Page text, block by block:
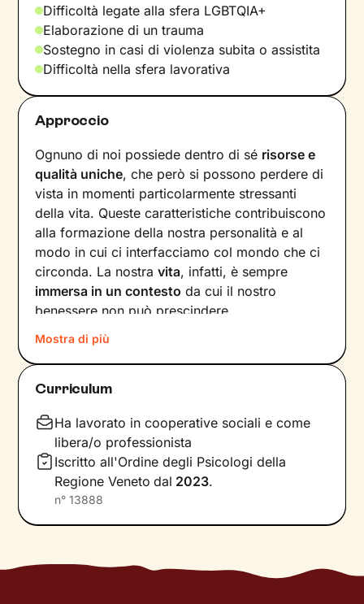
Difficoltà legate alla sfera LGBTQIA+
Elaborazione di un trauma
Sostegno in casi di violenza subita o assistita
Difficoltà nella sfera lavorativa
Approccio
Ognuno di noi possiede dentro di sé risorse e
qualità uniche, che però si possono perdere di
vista in momenti particolarmente stressanti
della vita. Queste caratteristiche contribuiscono
alla formazione della nostra personalità e al
modo in cui ci interfacciamo col mondo che ci
circonda. La nostravita, infatti, è sempre
immersa in un contesto da cui il nostro
benessere non può prescindere.
Basta che uno dei fattori in gioco – dalle
emozioni ai pensieri, dalle relazioni alla salute –
vacilli, ed ecco che la nostra serenità ne
interiori che ci caratterizzano diventa allora
fondamentale peraffrontare al meglio le
situazioni che ci capitano e perraggiungere
obiettividi crescita personale.
considerazione tutti gli aspetti di te, dalla tua
che percepisci in questo momento, passando
Mostra di più
Curriculum
Ha lavorato in cooperative sociali e come
libera/o professionista
Iscritto all'Ordine degli Psicologi della
Regione Veneto dal 2023.
n° 13888